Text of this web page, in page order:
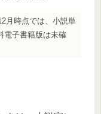
月時点では、小説単
電子書籍版は未確